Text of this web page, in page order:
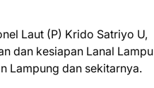
Laut (P) Krido Satriyo U,
dan kesiapan Lanal
Lampung dan sekitarnya.